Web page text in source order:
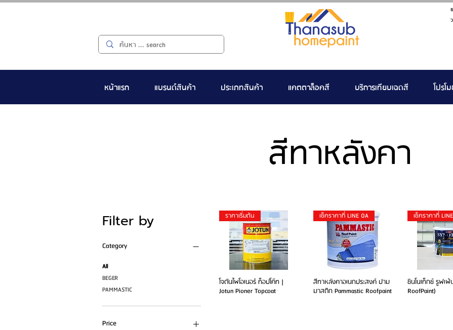
หน้าแรก แบรนด์สินค้า ประเภทสินค้า แคตตาล็อคสี บริการเทียบเฉดสี โปรโ
สีทาหลังคา
Filter by
Category
All
BEGER
PAMMASTIC
Price
ราคาเริ่มต้น
โจตันไพโอเนอร์ ท็อปโค๊ท |
Jotun Pioner Topcoat
เช็คราคาที่ LINE OA
สีทาหลังคาอเนกประสงค์ ปาม
มาสติก Pammastic Roofpaint
เช็คราคาที่
ซินโนเท็กซ์ รูฟเ
RoofPaint)